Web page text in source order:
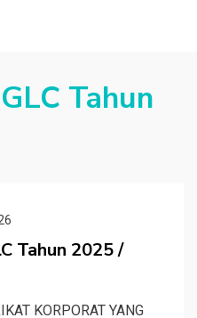
Tahun
Tahun 2025 /
KORPORAT YANG